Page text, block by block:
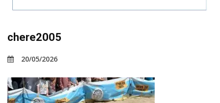
chere2005
20/05/2026